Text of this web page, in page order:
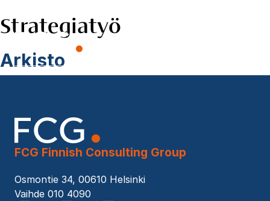
Skip
to
Strategiatyö
Arkisto
FCG Finnish Consulting Group
Osmontie 34, 00610 Helsinki
Vaihde 010 4090